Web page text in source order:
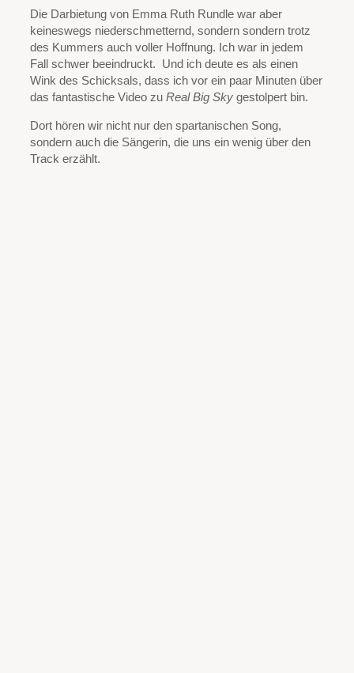
Die Darbietung von Emma Ruth Rundle war aber
keineswegs niederschmetternd, sondern sondern trotz
des Kummers auch voller Hoffnung. Ich war in jedem
Fall schwer beeindruckt. Und ich deute es als einen
Wink des Schicksals, dass ich vor ein paar Minuten über
das fantastische Video zu Real Big Sky gestolpert bin.
Dort hören wir nicht nur den spartanischen Song,
sondern auch die Sängerin, die uns ein wenig über den
Track erzählt.